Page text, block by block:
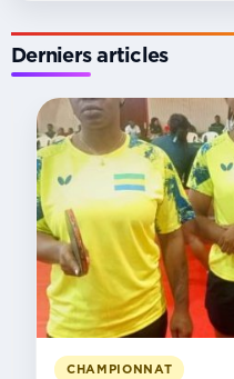
Derniers articles
CHAMPIONNAT
AFRIQUE
CENTRALE
Le
Gabon
brille
aux
championnats
d’Afrique
centrale
de
tennisCHAMPIONNAT